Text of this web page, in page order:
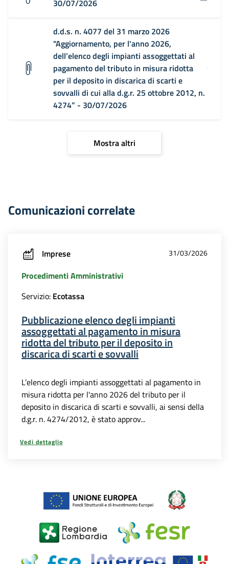
30/07/2026
d.d.s. n. 4077 del 31 marzo 2026
"Aggiornamento, per l'anno 2026,
dell’elenco degli impianti assoggettati al
pagamento del tributo in misura ridotta
per il deposito in discarica di scarti e
sovvalli di cui alla d.g.r. 25 ottobre 2012, n.
4274” - 30/07/2026
Mostra altri
Comunicazioni correlate
Imprese 31/03/2026
Procedimenti Amministrativi
Servizio: Ecotassa
Pubblicazione elenco degli impianti
assoggettati al pagamento in misura
ridotta del tributo per il deposito in
discarica di scarti e sovvalli
L’elenco degli impianti assoggettati al pagamento in
misura ridotta per l'anno 2026 del tributo per il
deposito in discarica di scarti e sovvalli, ai sensi della
d.g.r. n. 4274/2012, è stato approv...
Vedi dettaglio